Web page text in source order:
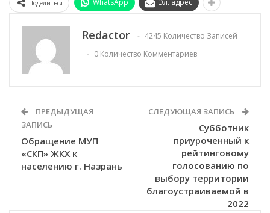
Поделиться WhatsApp Эл. адрес
Redactor
4245 Количество Записей
0 Количество Комментариев
ПРЕДЫДУЩАЯ
ЗАПИСЬ
Обращение МУП
«СКП» ЖКХ к
населению г. Назрань
СЛЕДУЮЩАЯ ЗАПИСЬ
Субботник
приуроченный к
рейтинговому
голосованию по
выбору территории
благоустраиваемой в
2022